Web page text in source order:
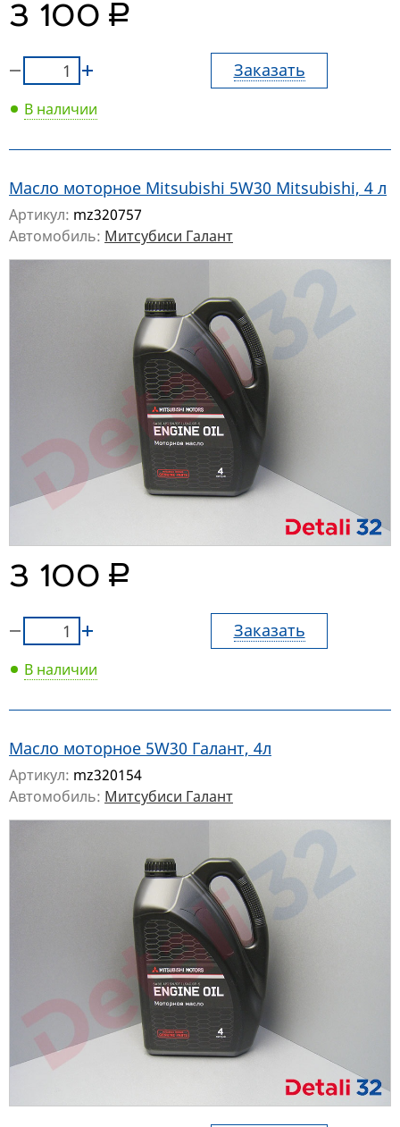
3 100 руб.
Заказать
В наличии
Масло моторное Mitsubishi 5W30 Mitsubishi, 4 л
Артикул: mz320757
Автомобиль: Митсубиси Галант
3 100 руб.
Заказать
В наличии
Масло моторное 5W30 Галант, 4л
Артикул: mz320154
Автомобиль: Митсубиси Галант